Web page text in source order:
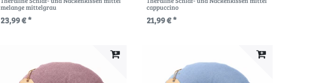
melange mittelgrau
23,99 € *
cappuccino
21,99 € *